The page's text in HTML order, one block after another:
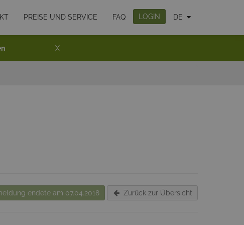
PREISE UND SERVICE FAQ LOGIN DE
X
endete am 07.04.2018 Zurück zur Übersicht